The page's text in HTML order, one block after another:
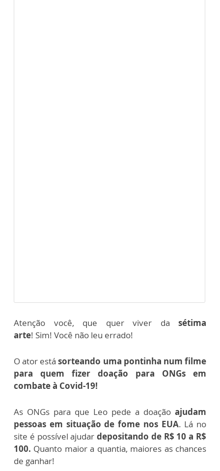
Atenção você, que quer viver da sétima
arte! Sim! Você não leu errado!
O ator estásorteando uma pontinha num filme
para quem fizer doação para ONGs em
combate à Covid-19!
As ONGs para que Leo pede a doação ajudam
pessoas em situação de fome nos EUA. Lá no
site é possível ajudardepositando de R$ 10 a R$
100. Quanto maior a quantia, maiores as chances
de ganhar!